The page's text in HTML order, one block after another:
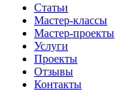
Статьи
Мастер-классы
Мастер-проекты
Услуги
Проекты
Отзывы
Контакты